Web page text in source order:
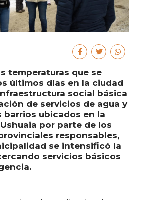
temperaturas que se
últimos días en la ciudad
social básica
de servicios de agua y
barrios ubicados en la
por parte de los
responsables,
se intensificó la
servicios básicos